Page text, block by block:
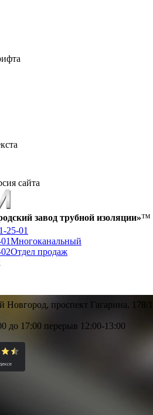
сайта
завод трубной изоляции»™
25-01
Многоканальный
Отдел продаж
проспект Гагарина, 178/1
до 17:00 перерыв 12:00-13:00